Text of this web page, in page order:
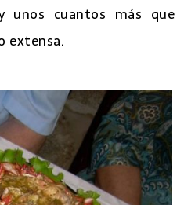
unos cuantos más que
extensa.